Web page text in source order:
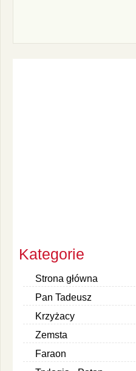
Kategorie
Strona główna
Pan Tadeusz
Krzyżacy
Zemsta
Faraon